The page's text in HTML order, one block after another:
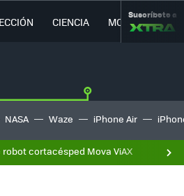
CIENCIA MOVILIDAD
Suscríbete a
NASA Waze iPhone Air
robot cortacésped Mova ViAX